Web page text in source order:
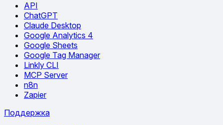
API
ChatGPT
Claude Desktop
Google Analytics 4
Google Sheets
Google Tag Manager
Linkly CLI
MCP Server
n8n
Zapier
Поддержка